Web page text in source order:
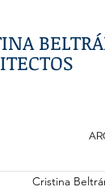
Cristina